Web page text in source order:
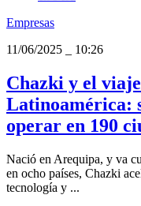
Empresas
11/06/2025
10:26
Chazki y el
Latinoamérica:
operar en 190
Nació en Arequipa, y va
en ocho países, Chazki
tecnología y ...